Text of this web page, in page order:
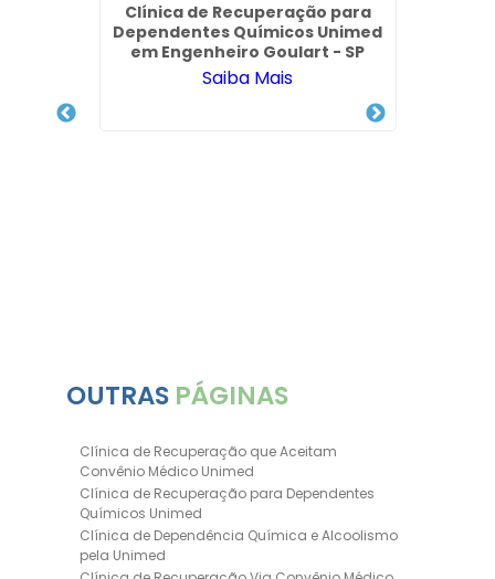
Clínica de Recuperação para
Dependentes Químicos Unimed
em Engenheiro Goulart - SP
Saiba Mais
OUTRAS PÁGINAS
Clínica de Recuperação que Aceitam
Convênio Médico Unimed
Clínica de Recuperação para Dependentes
Químicos Unimed
Clínica de Dependência Química e Alcoolismo
pela Unimed